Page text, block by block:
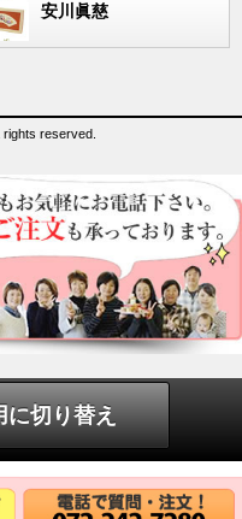
安川眞慈
reserved.
に切り替え